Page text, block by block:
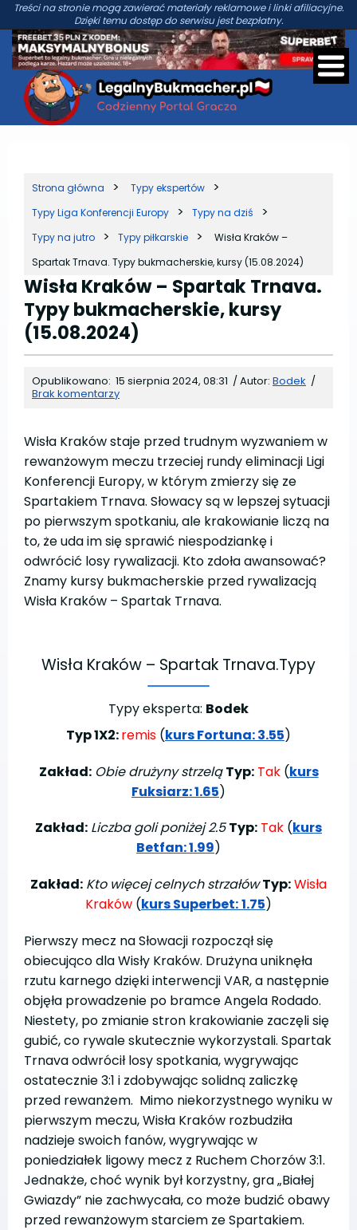
Treści na stronie mogą zawierać materiały reklamowe i linki afiliacyjne.
Dzięki temu dostęp do serwisu jest bezpłatny.
Strona główna
Typy ekspertów
Typy Liga Konferencji Europy
Typy na dziś
Typy na jutro
Typy piłkarskie
Wisła Kraków –
Spartak Trnava. Typy bukmacherskie, kursy (15.08.2024)
Wisła Kraków – Spartak Trnava.
Typy bukmacherskie, kursy
(15.08.2024)
Opublikowano: 15 sierpnia 2024, 08:31 /Autor: Bodek /
Brak komentarzy
Wisła Kraków staje przed trudnym wyzwaniem w
rewanżowym meczu trzeciej rundy eliminacji Ligi
Konferencji Europy, w którym zmierzy się ze
Spartakiem Trnava. Słowacy są w lepszej sytuacji
po pierwszym spotkaniu, ale krakowianie liczą na
to, że uda im się sprawić niespodziankę i
odwrócić losy rywalizacji. Kto zdoła awansować?
Znamy kursy bukmacherskie przed rywalizacją
Wisła Kraków – Spartak Trnava.
Wisła Kraków – Spartak Trnava.Typy
Typy eksperta: Bodek
Typ 1X2:remis (kurs Fortuna: 3.55)
Zakład: Obie drużyny strzeląTyp: Tak(kurs
Fuksiarz: 1.65)
Zakład: Liczba goli poniżej 2.5Typ: Tak (kurs
Betfan: 1.99)
Zakład: Kto więcej celnych strzałówTyp:Wisła
Kraków (kurs Superbet:1.75)
Pierwszy mecz na Słowacji rozpoczął się
obiecująco dla Wisły Kraków. Drużyna uniknęła
rzutu karnego dzięki interwencji VAR, a następnie
objęła prowadzenie po bramce Angela Rodado.
Niestety, po zmianie stron krakowianie zaczęli się
gubić, co rywale skutecznie wykorzystali. Spartak
Trnava odwrócił losy spotkania, wygrywając
ostatecznie 3:1 i zdobywając solidną zaliczkę
przed rewanżem. Mimo niekorzystnego wyniku w
pierwszym meczu, Wisła Kraków rozbudziła
nadzieje swoich fanów, wygrywając w
poniedziałek ligowy mecz z Ruchem Chorzów 3:1.
Jednakże, choć wynik był korzystny, gra „Białej
Gwiazdy” nie zachwycała, co może budzić obawy
przed rewanżowym starciem ze Spartakiem.